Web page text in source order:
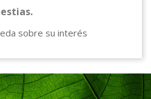
sobre su interés